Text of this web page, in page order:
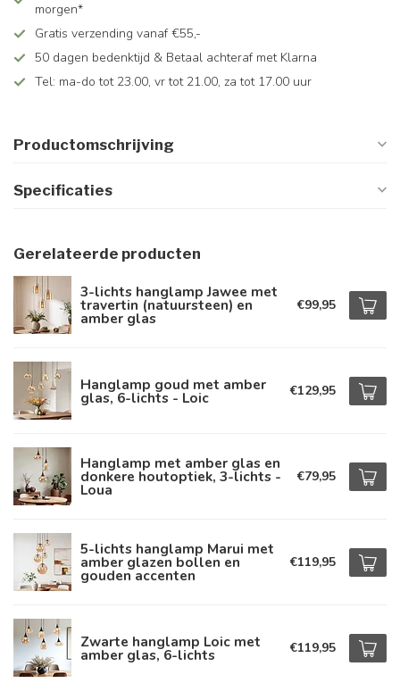
morgen*
Gratis verzending vanaf €55,-
50 dagen bedenktijd & Betaal achteraf met Klarna
Tel: ma-do tot 23.00, vr tot 21.00, za tot 17.00 uur
Productomschrijving
Specificaties
Gerelateerde producten
3-lichts hanglamp Jawee met
travertin (natuursteen) en
amber glas
€99,95
Hanglamp goud met amber
glas, 6-lichts - Loic €129,95
Hanglamp met amber glas en
donkere houtoptiek, 3-lichts -
Loua
€79,95
5-lichts hanglamp Marui met
amber glazen bollen en
gouden accenten
€119,95
Zwarte hanglamp Loic met
amber glas, 6-lichts €119,95